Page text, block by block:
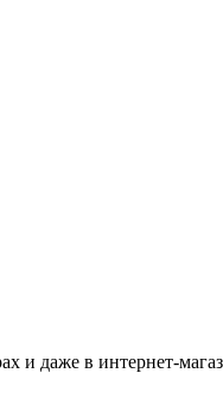
и даже в интернет-